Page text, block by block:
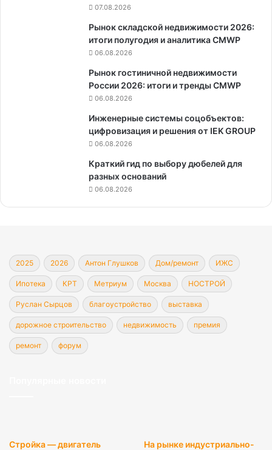
07.08.2026
Рынок складской недвижимости 2026:
итоги полугодия и аналитика CMWP
06.08.2026
Рынок гостиничной недвижимости
России 2026: итоги и тренды CMWP
06.08.2026
Инженерные системы соцобъектов:
цифровизация и решения от IEK GROUP
06.08.2026
Краткий гид по выбору дюбелей для
разных оснований
06.08.2026
2025 2026 Антон Глушков Дом/ремонт ИЖС
Ипотека КРТ Метриум Москва НОСТРОЙ
Руслан Сырцов благоустройство выставка
дорожное строительство недвижимость премия
ремонт форум
Стройка — двигатель
На рынке индустриально-